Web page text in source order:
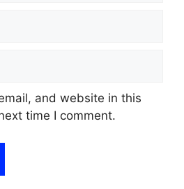
and website in this
time I comment.